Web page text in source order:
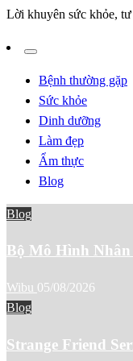
Lời khuyên sức khỏe,
Bệnh thường gặp
Sức khỏe
Dinh dưỡng
Làm đẹp
Ẩm thực
Blog
Blog
Bộ Mô Hình
Wibu 05/08/2026
Blog
Strange Friend